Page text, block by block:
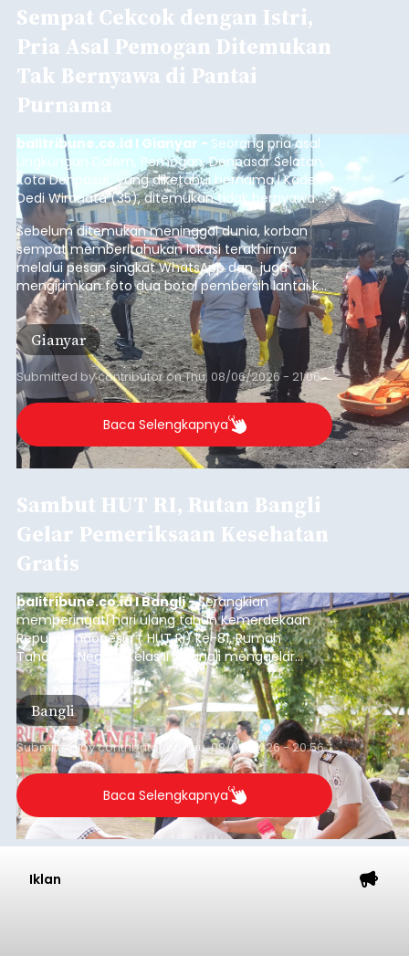
Sempat Cekcok dengan Istri,
Pria Asal Pemogan Ditemukan
Tak Bernyawa di Pantai
Purnama
balitribune.co.id I Gianyar - Seorang pria asal
Lingkungan Dalem, Pemogan, Denpasar Selatan,
Kota Denpasar, yang diketahui bernama I Kadek
Dedi Wiranata (35), ditemukan tidak bernyawa di
pesisir Pantai Purnama, Sukawati.
Sebelum ditemukan meninggal dunia, korban
sempat memberitahukan lokasi terakhirnya
melalui pesan singkat WhatsApp dan juga
mengirimkan foto dua botol pembersih lantai ke
istrinya.
Gianyar
Submitted bycontributoronThu, 08/06/2026 - 21:06
Baca Selengkapnya
Sambut HUT RI, Rutan Bangli
Gelar Pemeriksaan Kesehatan
Gratis
balitribune.co.id I Bangli -Serangkian
memperingati hari ulang tahun Kemerdekaan
Republik Indonesia ( HUT RI) ke-81, Rumah
Tahanan Negara Kelas II B Bangli menggelar
kegiatan pemeriksaan kesehatan gratis, Rabu
(6/8/2026).
Bangli
Submitted bycontributor Thu, 08/06/2026 - 20:56
Baca Selengkapnya
Iklan